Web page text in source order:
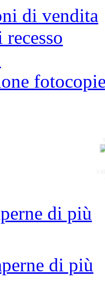
di vendita
di più
di più